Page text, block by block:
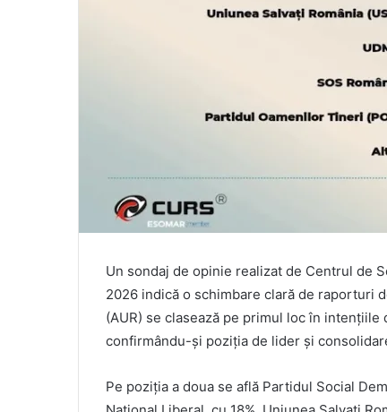
Un sondaj de opinie realizat de Centrul de
2026 indică o schimbare clară de raporturi
(AUR) se clasează pe primul loc în
confirmându-și poziția de lider și
Pe poziția a doua se află Partidul Social